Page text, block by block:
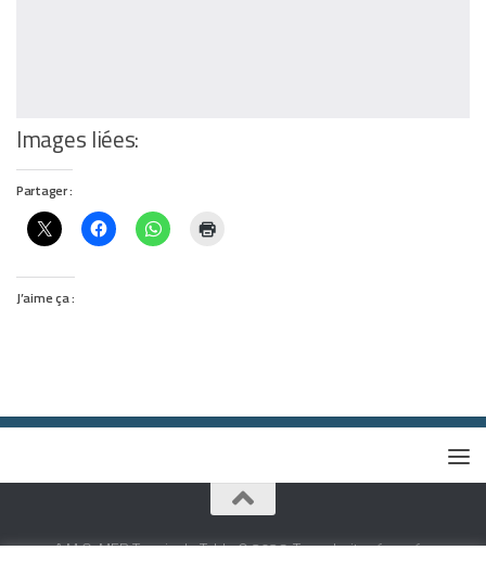
Images liées:
Partager :
J’aime ça :
A.M.O. MER Tennis de Table © 2026. Tous droits réservés.